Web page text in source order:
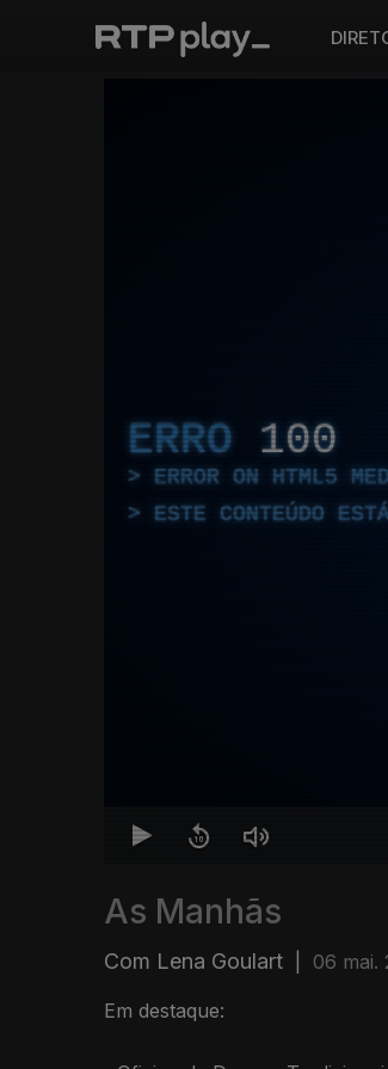
ERRO 100
ERROR ON HTML5
ESTE CONTEÚDO
As Manhãs
Com Lena Goulart 06 mai.
Em destaque: